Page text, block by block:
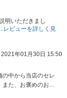
明いただきまし
レビューを詳しく見
年01月30日 15:50
中から当店のセレ
た、お褒めのお言